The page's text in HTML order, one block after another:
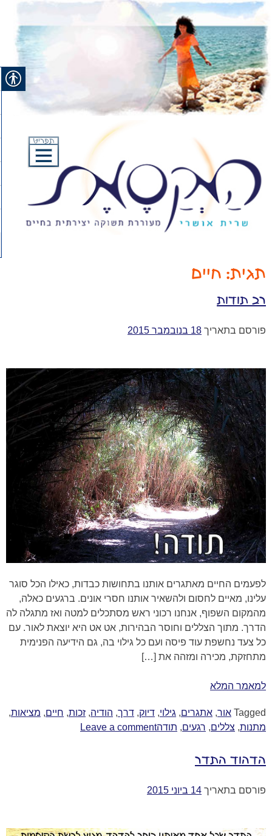
Skip
content
תגית: חיים
רב תודות
פורסם בתאריך 18 בנובמבר 2015
לפעמים החיים מאתגרים אותנו בתחושות כבדות, כאילו הכל סוגר
עלינו, מאיים לחסום ולהשאיר אותנו חסרי אונים. ברגעים כאלה,
מהמקום השפוף, אנחנו רכוני ראש מסתכלים למטה ואז מתגלה לה
הדרך. מתוך הצללים וחוסר הבהירות, אט אט היא יוצאת לאור. עם
כל צעד נחשפת עוד פיסה ועם כל גילוי בה, גם הידיעה הפנימית
מתחזקת, מכירה ומזהה את […]
למאמר המלא
Tagged אור, אתגרים, גילוי, דיוק, דרך, הודיה, זכות, חיים, מציאות,
מתנות, צללים, רגעים, תודהLeave a comment
הדהוד התדר
פורסם בתאריך 14 ביוני 2015